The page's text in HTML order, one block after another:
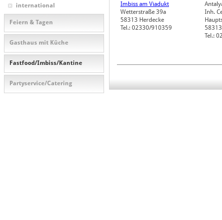
international
Feiern & Tagen
Gasthaus mit Küche
Fastfood/Imbiss/Kantine
Partyservice/Catering
Imbiss am Viadukt
Wetterstraße 39a
58313 Herdecke
Tel.: 02330/910359
Inh.
58313
Tel.: